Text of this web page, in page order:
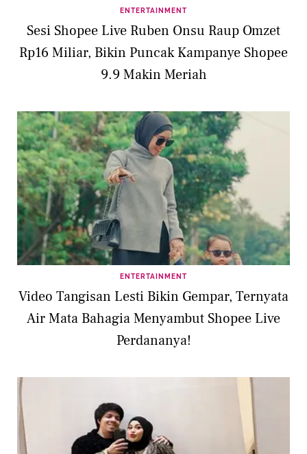
ENTERTAINMENT
Sesi Shopee Live Ruben Onsu Raup Omzet
Rp16 Miliar, Bikin Puncak Kampanye Shopee
9.9 Makin Meriah
ENTERTAINMENT
Video Tangisan Lesti Bikin Gempar, Ternyata
Air Mata Bahagia Menyambut Shopee Live
Perdananya!